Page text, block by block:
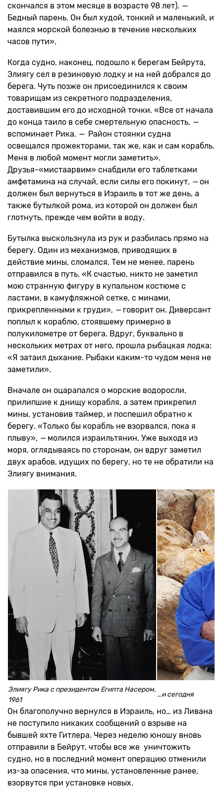
скончался в этом месяце в возрасте 98 лет). —
Бедный парень. Он был худой, тонкий и маленький, и
маялся морской болезнью в течение нескольких
часов пути».
Когда судно, наконец, подошло к берегам Бейрута,
Элиягу сел в резиновую лодку и на ней добрался до
берега. Чуть позже он присоединился к своим
товарищам из секретного подразделения,
доставившим его до исходной точки. «Все от начала
до конца таило в себе смертельную опасность, —
вспоминает Рика. — Район стоянки судна
освещался прожекторами, так же, как и сам корабль.
Меня в любой момент могли заметить».
Друзья-«мистаарвим» снабдили его таблетками
амфетамина на случай, если силы его покинут, —он
должен был вернуться в Израиль в тот же день, а
также бутылкой рома, из которой он должен был
глотнуть, прежде чем войти в воду.
Бутылка выскользнула из рук и разбилась прямо на
берегу. Один из механизмов, приводящих в
действие мины, сломался. Тем не менее, парень
отправился в путь. «К счастью, никто не заметил
мою странную фигуру в купальном костюме с
ластами, в камуфляжной сетке, с минами,
прикрепленными к груди», —говорит он. Диверсант
поплыл к кораблю, стоявшему примерно в
полукилометре от берега. Вдруг, буквально в
нескольких метрах от него, прошла рыбацкая лодка:
«Я затаил дыхание. Рыбаки каким-то чудом меня не
заметили».
Вначале он оцарапался о морские водоросли,
прилипшие к днищу корабля, а затем прикрепил
мины, установив таймер, и поспешил обратно к
берегу. «Только бы корабль не взорвался, пока я
плыву», —молился израильтянин. Уже выходя из
моря, оглядываясь по сторонам, он вдруг заметил
двух арабов, идущих по берегу, но те не обратили на
Элиягу внимания.
Элиягу Рика с президентом Египта Насером,
1961
…и сегодня
Он благополучно вернулся в Израиль, но… из Ливана
не поступило никаких сообщений о взрыве на
бывшей яхте Гитлера. Через неделю юношу вновь
отправили в Бейрут, чтобы все же уничтожить
судно, но в последний момент операцию отменили
из-за опасения, что мины, установленные ранее,
взорвутся при установке новых.